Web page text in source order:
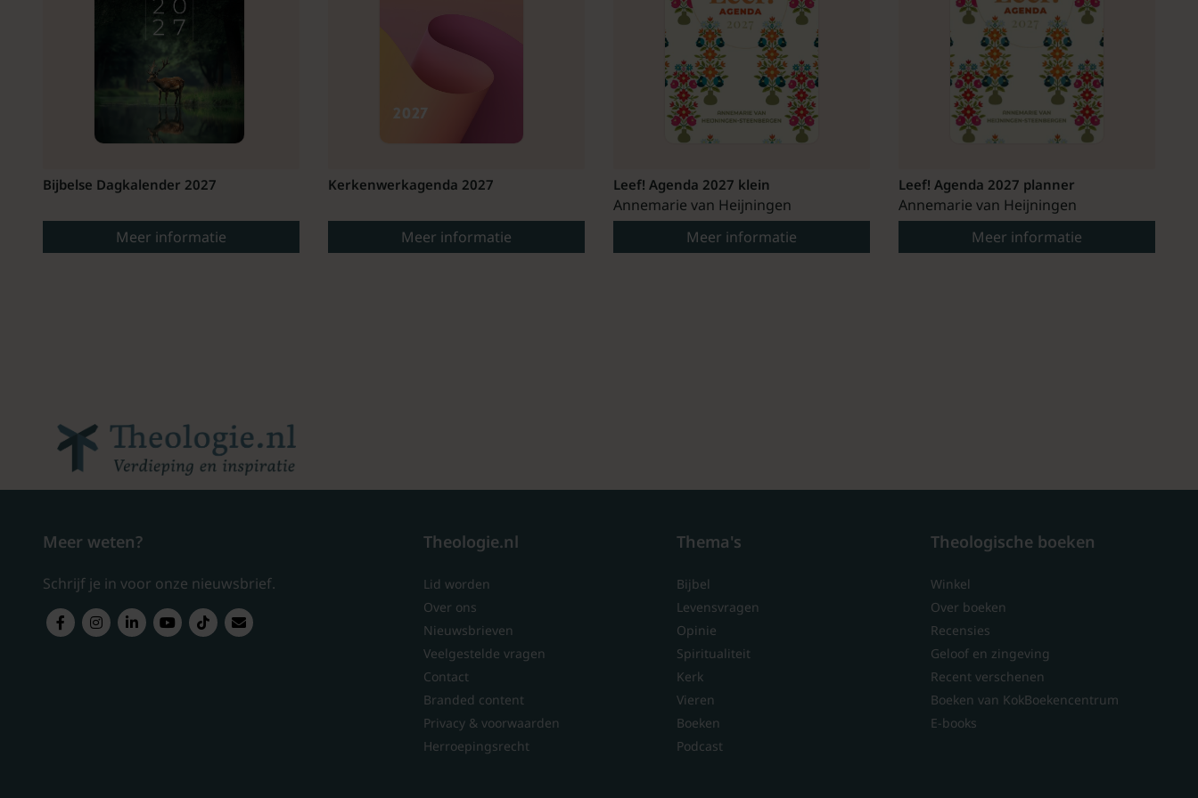
Bijbelse Dagkalender 2027
Meer informatie
Kerkenwerkagenda 2027
Meer informatie
Leef! Agenda 2027 klein
Annemarie van Heijningen
Meer informatie
Leef! Agenda 2027 planner
Annemarie van Heijningen
Meer informatie
Meer weten?
Schrijf je in voor onze nieuwsbrief.
Theologie.nl
Lid worden
Over ons
Nieuwsbrieven
Veelgestelde vragen
Contact
Branded content
Privacy & voorwaarden
Herroepingsrecht
Thema's
Bijbel
Levensvragen
Opinie
Spiritualiteit
Kerk
Vieren
Boeken
Podcast
Theologische boeken
Winkel
Over boeken
Recensies
Geloof en zingeving
Recent verschenen
Boeken van KokBoekencentrum
E-books